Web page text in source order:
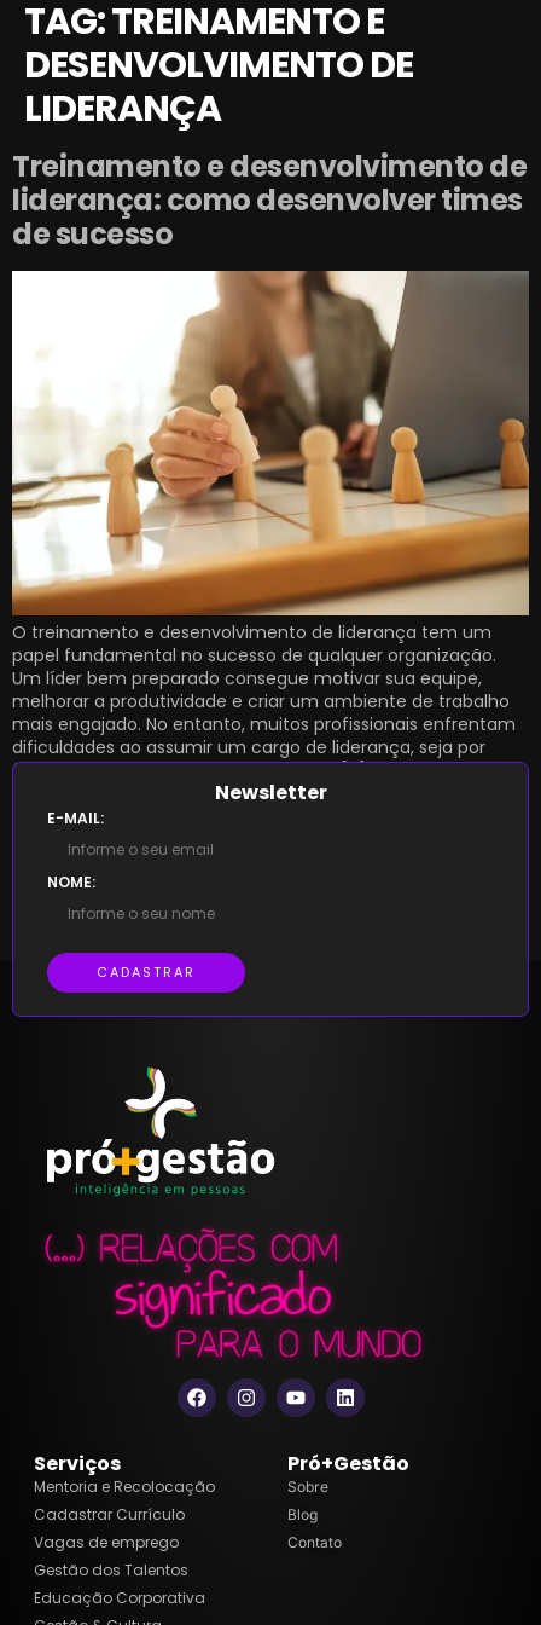
TAG:TREINAMENTO E
DESENVOLVIMENTO DE
LIDERANÇA
Treinamento e desenvolvimento de
liderança: como desenvolver times
de sucesso
O treinamento e desenvolvimento de liderança tem um
papel fundamental no sucesso de qualquer organização.
Um líder bem preparado consegue motivar sua equipe,
melhorar a produtividade e criar um ambiente de trabalho
mais engajado. No entanto, muitos profissionais enfrentam
dificuldades ao assumir um cargo de liderança, seja por
falta de experiência ou por não terem […]
Newsletter
E-MAIL:
NOME:
CADASTRAR
Serviços
Mentoria e Recolocação
Cadastrar Currículo
Vagas de emprego
Gestão dos Talentos
Educação Corporativa
Pró+Gestão
Sobre
Blog
Contato